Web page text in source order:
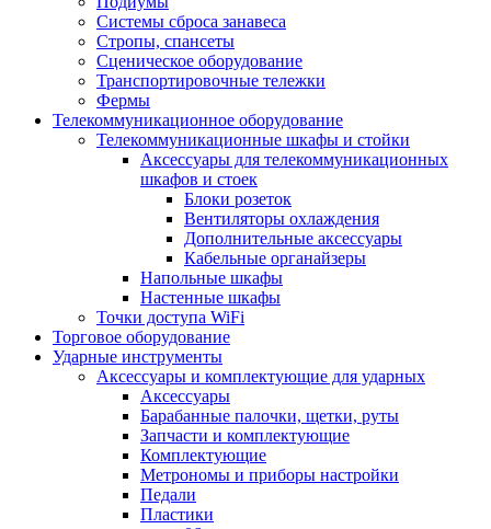
Системы сброса занавеса
Стропы, спансеты
Сценическое оборудование
Транспортировочные тележки
Фермы
Телекоммуникационное оборудование
Телекоммуникационные шкафы и стойки
Аксессуары для телекоммуникационных
шкафов и стоек
Блоки розеток
Вентиляторы охлаждения
Дополнительные аксессуары
Кабельные органайзеры
Напольные шкафы
Настенные шкафы
Точки доступа WiFi
Торговое оборудование
Ударные инструменты
Аксессуары и комплектующие для ударных
Аксессуары
Барабанные палочки, щетки, руты
Запчасти и комплектующие
Комплектующие
Метрономы и приборы настройки
Педали
Пластики